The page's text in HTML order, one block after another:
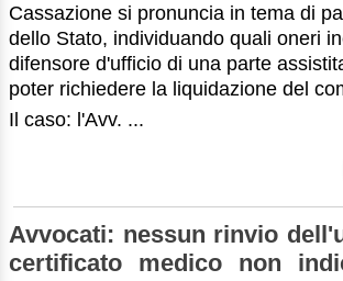
Cassazione si pronuncia in tema di
dello Stato, individuando quali oneri
difensore d'ufficio di una parte
poter richiedere la liquidazione del
Il caso: l'Avv. ...
Avvocati: nessun rinvio
certificato medico non